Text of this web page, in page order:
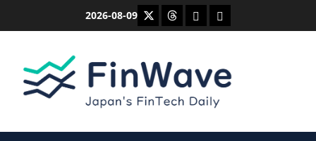
2026-08-09 X ThreadsBlueskyMastodon